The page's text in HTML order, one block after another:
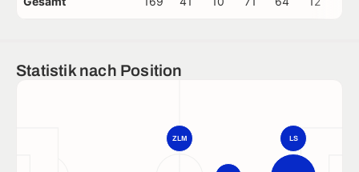
Statistik nach Position
ZLM LS